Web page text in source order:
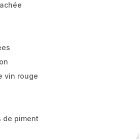
vin rouge
de piment